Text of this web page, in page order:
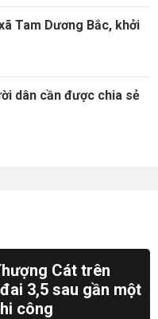
Tam Dương Bắc, khởi
dân cần được chia sẻ
Cát trên
3,5 sau gần một
công